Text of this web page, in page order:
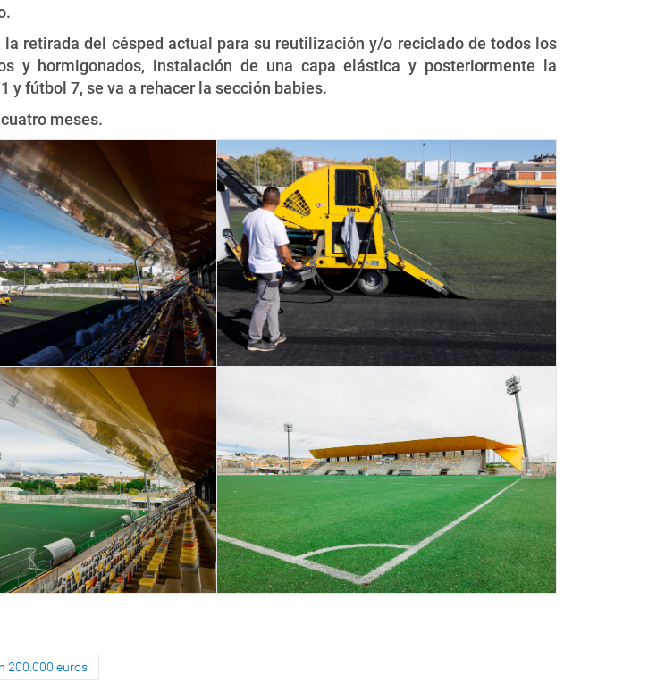
retirada del césped actual para su reutilización y/o reciclado de todos los
y hormigonados, instalación de una capa elástica y posteriormente la
y fútbol 7, se va a rehacer la sección babies.
meses.
200.000 euros